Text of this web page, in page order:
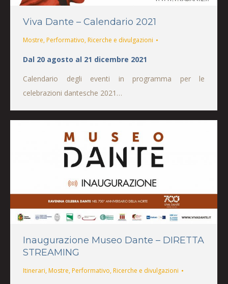
Viva Dante – Calendario 2021
Mostre, Performativo, Ricerche e divulgazioni
Dal 20 agosto al 21 dicembre 2021
Calendario degli eventi in programma per le
celebrazioni dantesche 2021…
Inaugurazione Museo Dante – DIRETTA
STREAMING
Itinerari, Mostre, Performativo, Ricerche e divulgazioni